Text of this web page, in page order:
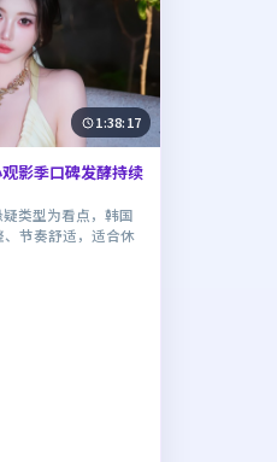
1:38:17
影季口碑发酵持续
类型为看点，韩国
节奏舒适，适合休